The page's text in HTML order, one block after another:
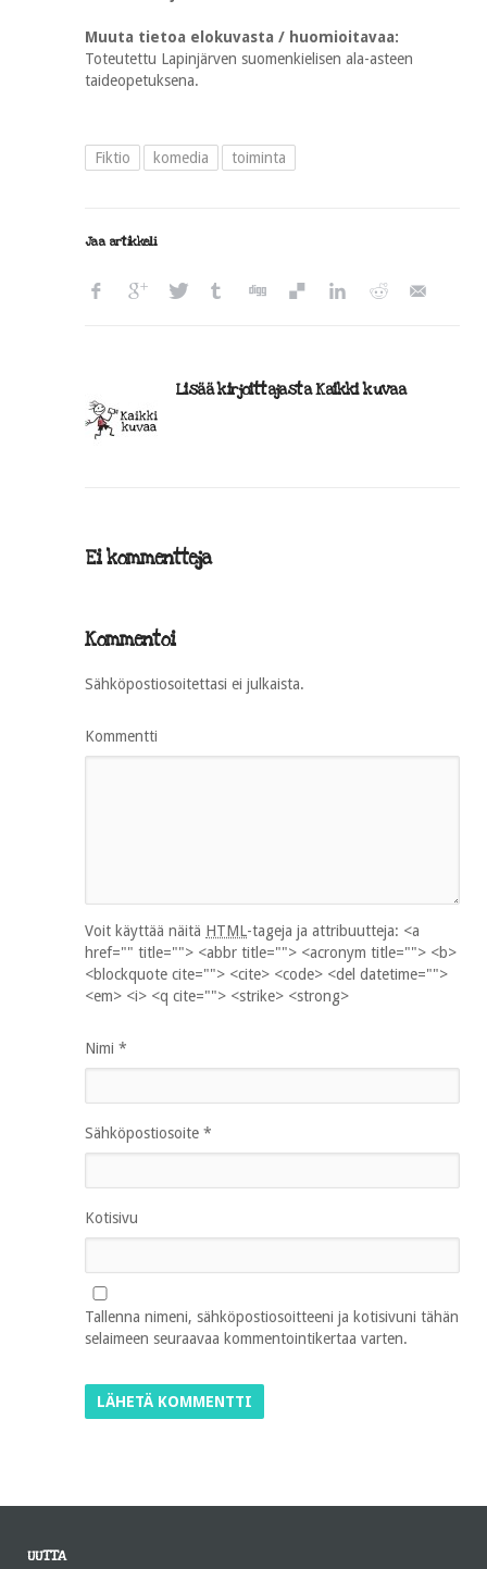
Muuta tietoa elokuvasta / huomioitavaa:
Toteutettu Lapinjärven suomenkielisen ala-asteen
taideopetuksena.
Fiktio komedia toiminta
Jaa artikkeli
Lisää kirjoittajasta Kaikki kuvaa
Ei kommentteja
Kommentoi
Sähköpostiosoitettasi ei julkaista.
Kommentti
Voit käyttää näitä HTML-tageja ja attribuutteja: <a
href="" title=""> <abbr title=""> <acronym title=""> <b>
<blockquote cite=""> <cite> <code> <del datetime="">
<em> <i> <q cite=""> <strike> <strong>
Nimi *
Sähköpostiosoite *
Kotisivu
Tallenna nimeni, sähköpostiosoitteeni ja kotisivuni tähän
selaimeen seuraavaa kommentointikertaa varten.
UUTTA